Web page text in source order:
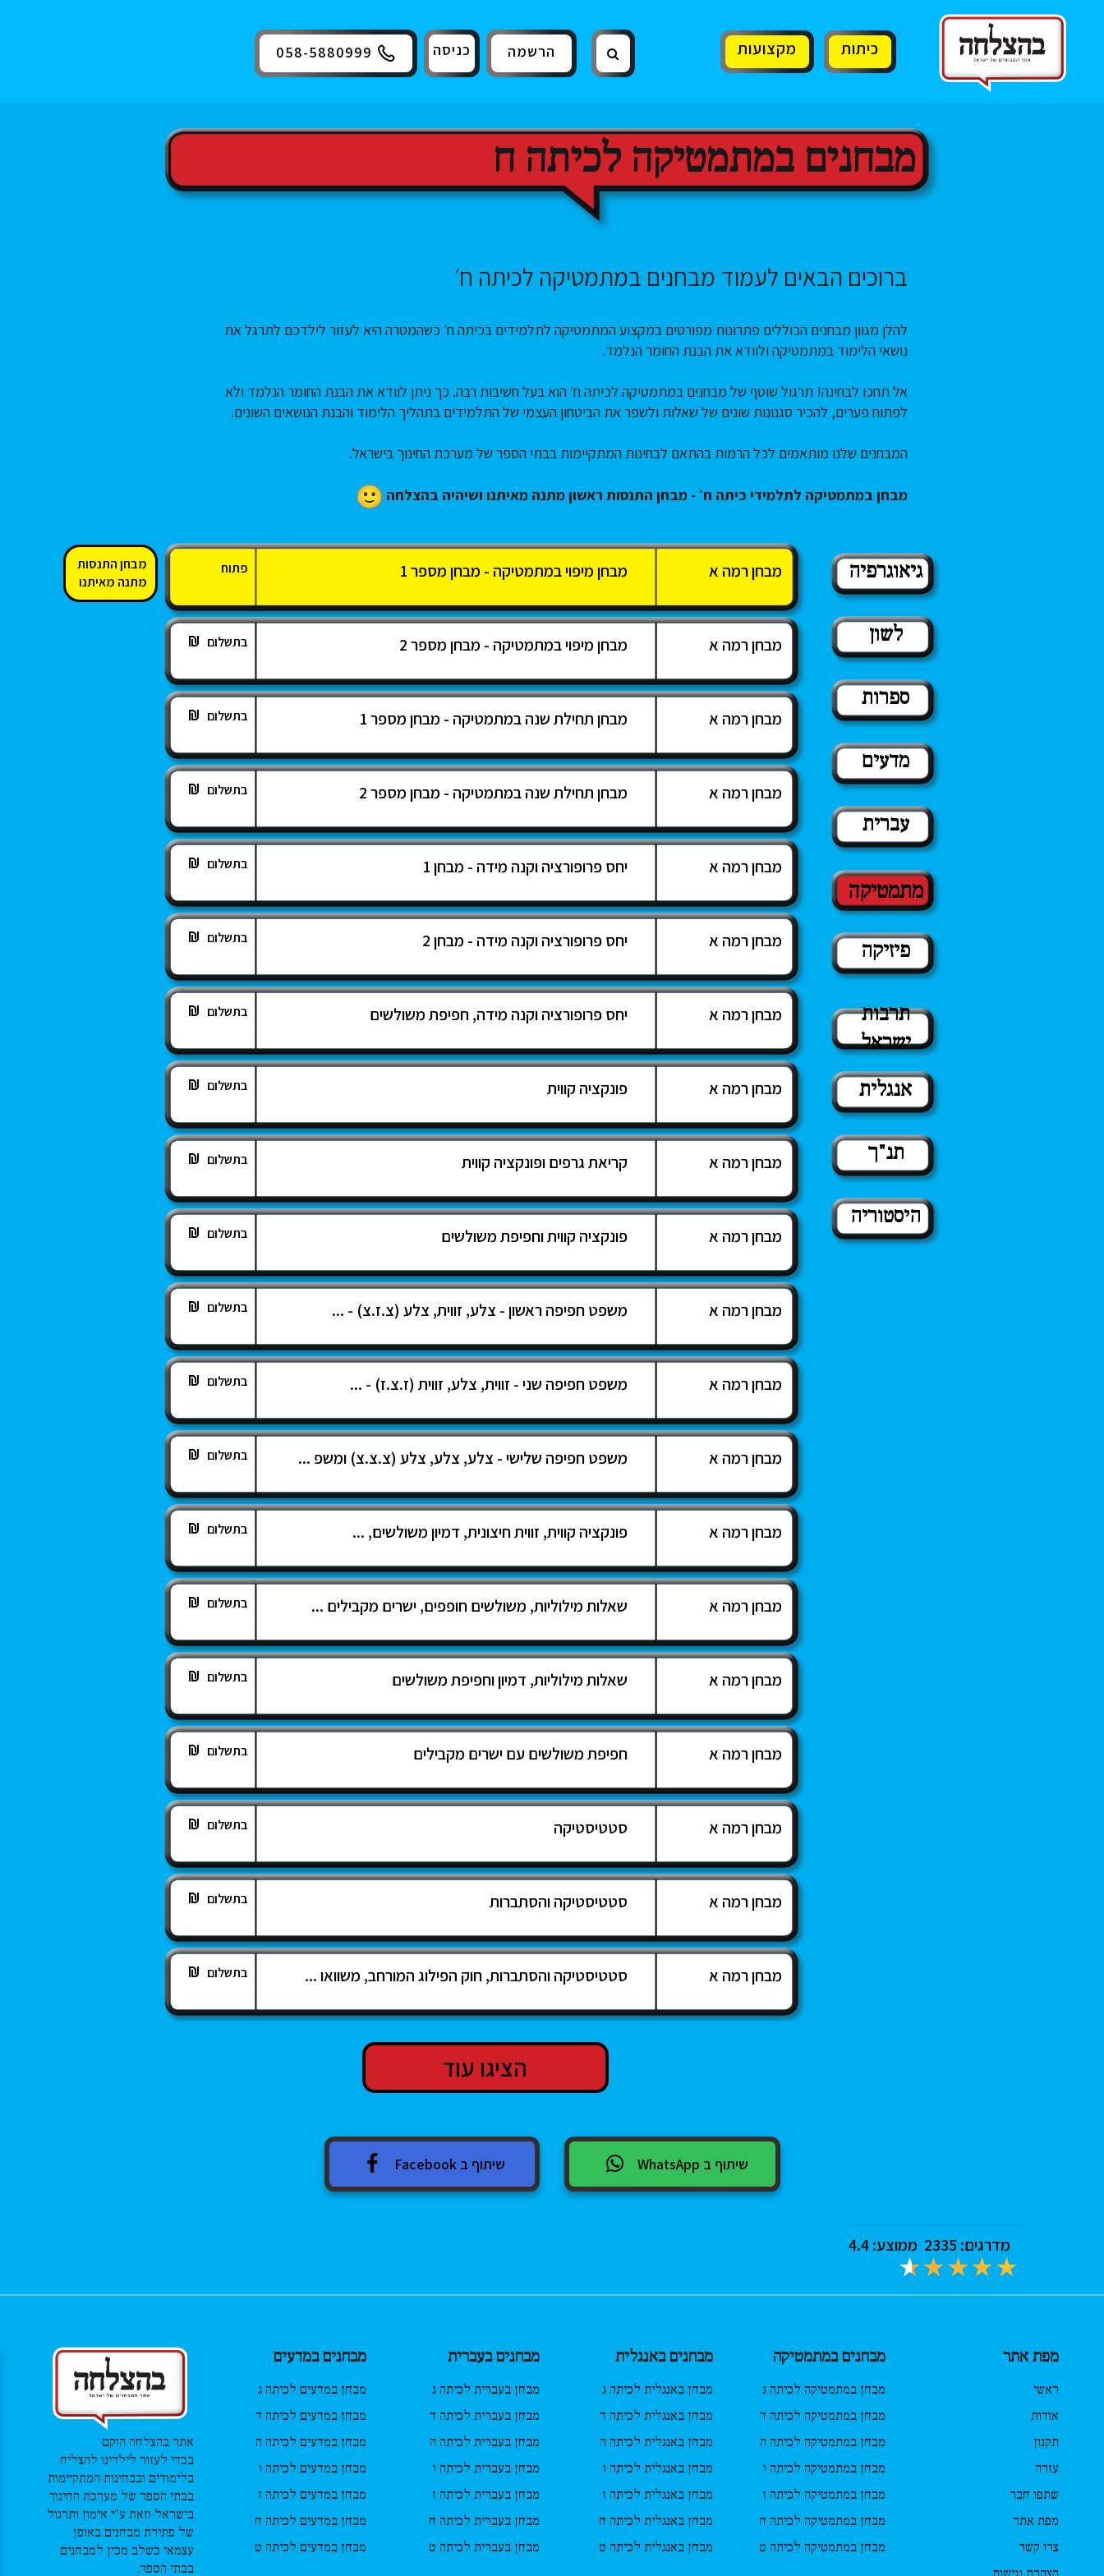
כיתות מקצועות הרשמה כניסה 058-5880999
מבחנים במתמטיקה לכיתה ח
ברוכים הבאים לעמוד מבחנים במתמטיקה לכיתה ח׳
להלן מגוון מבחנים הכוללים פתרונות מפורטים במקצוע המתמטיקה לתלמידים בכיתה ח׳ כשהמטרה היא לעזור לילדכם לתרגל את
נושאי הלימוד במתמטיקה ולוודא את הבנת החומר הנלמד.
אל תחכו לבחינה! תרגול שוטף של מבחנים במתמטיקה לכיתה ח׳ הוא בעל חשיבות רבה. כך ניתן לוודא את הבנת החומר הנלמד ולא
לפתוח פערים, להכיר סגנונות שונים של שאלות ולשפר את הביטחון העצמי של התלמידים בתהליך הלימוד והבנת הנושאים השונים.
המבחנים שלנו מותאמים לכל הרמות בהתאם לבחינות המתקיימות בבתי הספר של מערכת החינוך בישראל.
מבחן במתמטיקה לתלמידי כיתה ח׳ - מבחן התנסות ראשון מתנה מאיתנו ושיהיה בהצלחה
גיאוגרפיה
לשון
ספרות
מדעים
עברית
מתמטיקה
פיזיקה
תרבות
ישראל
אנגלית
תנ"ך
היסטוריה
מבחן רמה א מבחן מיפוי במתמטיקה - מבחן מספר 1 פתוח
מבחן התנסות
מתנה מאיתנו
מבחן רמה א מבחן מיפוי במתמטיקה - מבחן מספר 2 בתשלום
מבחן רמה א מבחן תחילת שנה במתמטיקה - מבחן מספר 1 בתשלום
מבחן רמה א מבחן תחילת שנה במתמטיקה - מבחן מספר 2 בתשלום
מבחן רמה א יחס פרופורציה וקנה מידה - מבחן 1 בתשלום
מבחן רמה א יחס פרופורציה וקנה מידה - מבחן 2 בתשלום
מבחן רמה א יחס פרופורציה וקנה מידה, חפיפת משולשים בתשלום
מבחן רמה א פונקציה קווית בתשלום
מבחן רמה א קריאת גרפים ופונקציה קווית בתשלום
מבחן רמה א פונקציה קווית וחפיפת משולשים בתשלום
מבחן רמה א משפט חפיפה ראשון - צלע, זווית, צלע (צ.ז.צ) - ... בתשלום
מבחן רמה א משפט חפיפה שני - זווית, צלע, זווית (ז.צ.ז) - ... בתשלום
מבחן רמה א משפט חפיפה שלישי - צלע, צלע, צלע (צ.צ.צ) ומשפ ... בתשלום
מבחן רמה א פונקציה קווית, זווית חיצונית, דמיון משולשים, ... בתשלום
מבחן רמה א שאלות מילוליות, משולשים חופפים, ישרים מקבילים ... בתשלום
מבחן רמה א שאלות מילוליות, דמיון וחפיפת משולשים בתשלום
מבחן רמה א חפיפת משולשים עם ישרים מקבילים בתשלום
מבחן רמה א סטטיסטיקה בתשלום
מבחן רמה א סטטיסטיקה והסתברות בתשלום
מבחן רמה א סטטיסטיקה והסתברות, חוק הפילוג המורחב, משוואו ... בתשלום
הציגו עוד
שיתוף ב WhatsApp שיתוף ב Facebook
מדרגים: 2335 ממוצע:4.4
מפת אתר
ראשי
אודות
תקנון
עזרה
שתפו חבר
מפת אתר
צרו קשר
מבחנים במתמטיקה
מבחן במתמטיקה לכיתה ג
מבחן במתמטיקה לכיתה ד
מבחן במתמטיקה לכיתה ה
מבחן במתמטיקה לכיתה ו
מבחן במתמטיקה לכיתה ז
מבחן במתמטיקה לכיתה ח
מבחן במתמטיקה לכיתה ט
מבחנים באנגלית
מבחן באנגלית לכיתה ג
מבחן באנגלית לכיתה ד
מבחן באנגלית לכיתה ה
מבחן באנגלית לכיתה ו
מבחן באנגלית לכיתה ז
מבחן באנגלית לכיתה ח
מבחן באנגלית לכיתה ט
מבחנים בעברית
מבחן בעברית לכיתה ג
מבחן בעברית לכיתה ד
מבחן בעברית לכיתה ה
מבחן בעברית לכיתה ו
מבחן בעברית לכיתה ז
מבחן בעברית לכיתה ח
מבחן בעברית לכיתה ט
מבחנים במדעים
מבחן במדעים לכיתה ג
מבחן במדעים לכיתה ד
מבחן במדעים לכיתה ה
מבחן במדעים לכיתה ו
מבחן במדעים לכיתה ז
מבחן במדעים לכיתה ח
מבחן במדעים לכיתה ט
אתר בהצלחה הוקם
בכדי לעזור לילדינו להצליח
בלימודים ובבחינות המתקיימות
בבתי הספר של מערכת החינוך
בישראל וזאת ע”י אימון ותרגול
של פתירת מבחנים באופן
עצמאי כשלב מכין למבחנים
בבתי הספר.